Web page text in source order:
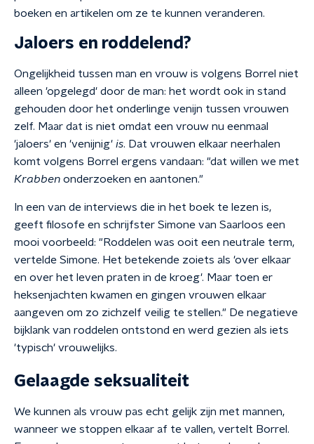
boeken en artikelen om ze te kunnen veranderen.
Jaloers en roddelend?
Ongelijkheid tussen man en vrouw is volgens Borrel niet
alleen 'opgelegd' door de man: het wordt ook in stand
gehouden door het onderlinge venijn tussen vrouwen
zelf. Maar dat is niet omdat een vrouw nu eenmaal
'jaloers' en 'venijnig' is. Dat vrouwen elkaar neerhalen
komt volgens Borrel ergens vandaan: "dat willen we met
Krabben onderzoeken en aantonen."
In een van de interviews die in het boek te lezen is,
geeft filosofe en schrijfster Simone van Saarloos een
mooi voorbeeld: "Roddelen was ooit een neutrale term,
vertelde Simone. Het betekende zoiets als 'over elkaar
en over het leven praten in de kroeg'. Maar toen er
heksenjachten kwamen en gingen vrouwen elkaar
aangeven om zo zichzelf veilig te stellen." De negatieve
bijklank van roddelen ontstond en werd gezien als iets
'typisch' vrouwelijks.
Gelaagde seksualiteit
We kunnen als vrouw pas echt gelijk zijn met mannen,
wanneer we stoppen elkaar af te vallen, vertelt Borrel.